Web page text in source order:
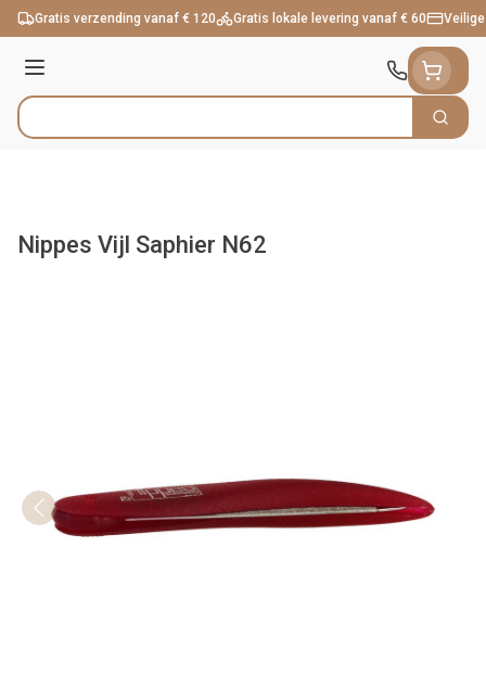
Ga naar de inhoud
Gratis verzending vanaf € 120 Gratis lokale levering vanaf € 60
Menu
Product, merk, categorie... Zoek
Nippes Vijl Saphier N62